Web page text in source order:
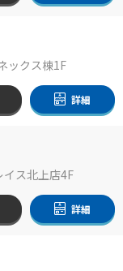
ックス棟1F
詳細
ス北上店4F
詳細